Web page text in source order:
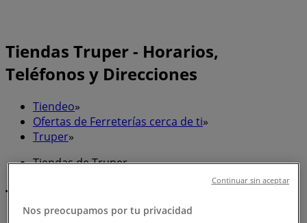
Tiendas Truper - Horarios,
Teléfonos y Direcciones
Tiendeo»
Ofertas de Ferreterías cerca de ti»
Truper»
Tiendas de Truper
Truper
Nos preocupamos por tu privacidad
Continuar sin aceptar